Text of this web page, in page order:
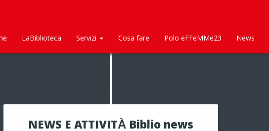
LaBiblioteca Servizi Cosa fare Polo eFFeMMe23 News
NEWS E ATTIVITÀ Biblio news